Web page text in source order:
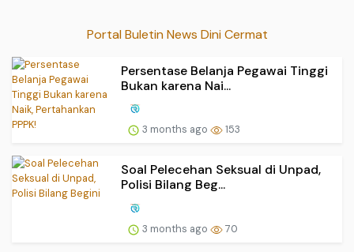
Portal Buletin News Dini Cermat
Persentase Belanja Pegawai Tinggi
Bukan karena Nai...
3 months ago 153
Soal Pelecehan Seksual di Unpad,
Polisi Bilang Beg...
3 months ago 70